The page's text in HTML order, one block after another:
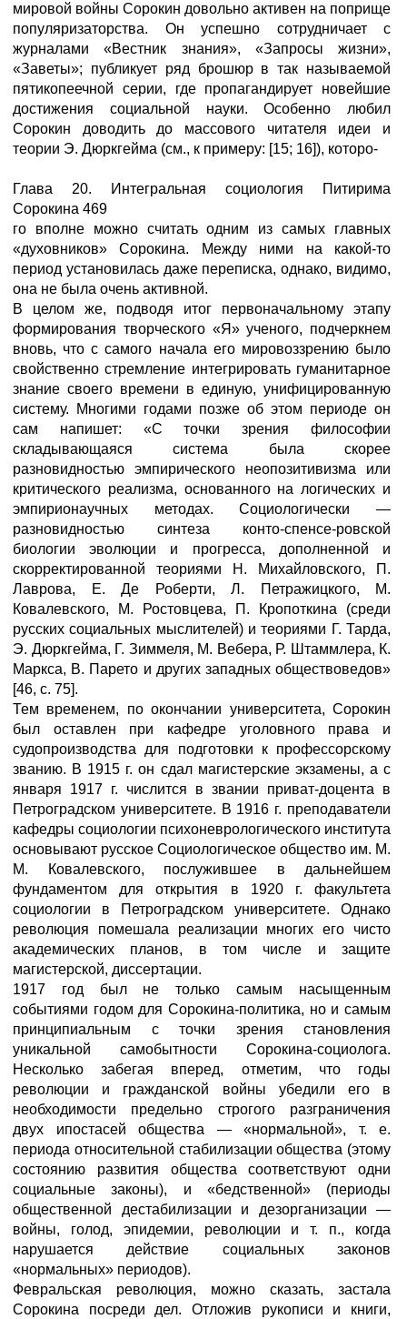
мировой войны Сорокин довольно активен на поприще
популяризаторства. Он успешно сотрудничает с
журналами «Вестник знания», «Запросы жизни»,
«Заветы»; публикует ряд брошюр в так называемой
пятикопеечной серии, где пропагандирует новейшие
достижения социальной науки. Особенно любил
Сорокин доводить до массового читателя идеи и
теории Э. Дюркгейма (см., к примеру: [15; 16]), которо-
Глава 20. Интегральная социология Питирима
Сорокина 469
го вполне можно считать одним из самых главных
«духовников» Сорокина. Между ними на какой-то
период установилась даже переписка, однако, видимо,
она не была очень активной.
В целом же, подводя итог первоначальному этапу
формирования творческого «Я» ученого, подчеркнем
вновь, что с самого начала его мировоззрению было
свойственно стремление интегрировать гуманитарное
знание своего времени в единую, унифицированную
систему. Многими годами позже об этом периоде он
сам напишет: «С точки зрения философии
складывающаяся система была скорее
разновидностью эмпирического неопозитивизма или
критического реализма, основанного на логических и
эмпирионаучных методах. Социологически —
разновидностью синтеза конто-спенсе-ровской
биологии эволюции и прогресса, дополненной и
скорректированной теориями Н. Михайловского, П.
Лаврова, Е. Де Роберти, Л. Петражицкого, М.
Ковалевского, М. Ростовцева, П. Кропоткина (среди
русских социальных мыслителей) и теориями Г. Тарда,
Э. Дюркгейма, Г. Зиммеля, М. Вебера, Р. Штаммлера, К.
Маркса, В. Парето и других западных обществоведов»
[46, с. 75].
Тем временем, по окончании университета, Сорокин
был оставлен при кафедре уголовного права и
судопроизводства для подготовки к профессорскому
званию. В 1915 г. он сдал магистерские экзамены, а с
января 1917 г. числится в звании приват-доцента в
Петроградском университете. В 1916 г. преподаватели
кафедры социологии психоневрологического института
основывают русское Социологическое общество им. М.
М. Ковалевского, послужившее в дальнейшем
фундаментом для открытия в 1920 г. факультета
социологии в Петроградском университете. Однако
революция помешала реализации многих его чисто
академических планов, в том числе и защите
магистерской, диссертации.
1917 год был не только самым насыщенным
событиями годом для Сорокина-политика, но и самым
принципиальным с точки зрения становления
уникальной самобытности Сорокина-социолога.
Несколько забегая вперед, отметим, что годы
революции и гражданской войны убедили его в
необходимости предельно строгого разграничения
двух ипостасей общества — «нормальной», т. е.
периода относительной стабилизации общества (этому
состоянию развития общества соответствуют одни
социальные законы), и «бедственной» (периоды
общественной дестабилизации и дезорганизации —
войны, голод, эпидемии, революции и т. п., когда
нарушается действие социальных законов
«нормальных» периодов).
Февральская революция, можно сказать, застала
Сорокина посреди дел. Отложив рукописи и книги,